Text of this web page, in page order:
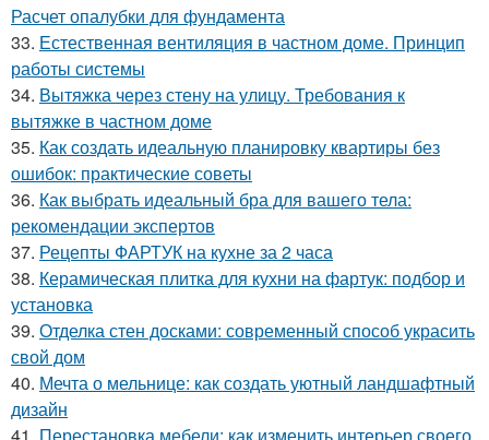
Расчет опалубки для фундамента
33. Естественная вентиляция в частном доме. Принцип
работы системы
34. Вытяжка через стену на улицу. Требования к
вытяжке в частном доме
35. Как создать идеальную планировку квартиры без
ошибок: практические советы
36. Как выбрать идеальный бра для вашего тела:
рекомендации экспертов
37. Рецепты ФАРТУК на кухне за 2 часа
38. Керамическая плитка для кухни на фартук: подбор и
установка
39. Отделка стен досками: современный способ украсить
свой дом
40. Мечта о мельнице: как создать уютный ландшафтный
дизайн